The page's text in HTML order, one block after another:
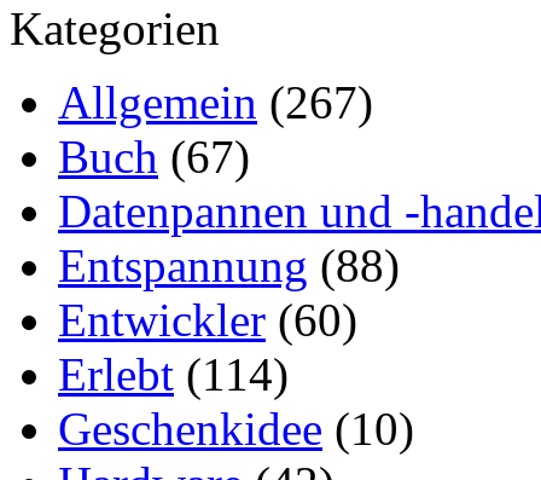
Kategorien
Allgemein (267)
Buch (67)
Datenpannen und -
Entspannung (88)
Entwickler (60)
Erlebt (114)
Geschenkidee (10)